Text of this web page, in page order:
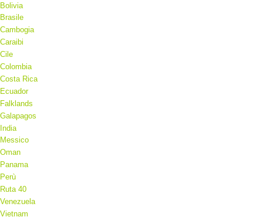
Bolivia
Brasile
Cambogia
Caraibi
Cile
Colombia
Costa Rica
Ecuador
Falklands
Galapagos
India
Messico
Oman
Panama
Perù
Ruta 40
Venezuela
Vietnam